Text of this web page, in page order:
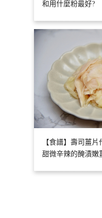
和用什麼粉最好?
【食譜】壽司薑
甜微辛辣的醃漬嫩